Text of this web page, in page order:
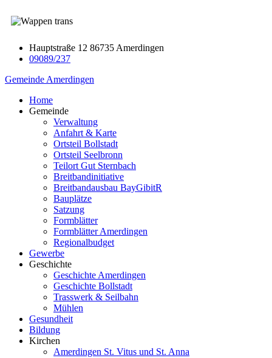
Hauptstraße 12 86735 Amerdingen
09089/237
Gemeinde Amerdingen
Home
Gemeinde
Verwaltung
Anfahrt & Karte
Ortsteil Bollstadt
Ortsteil Seelbronn
Teilort Gut Sternbach
Breitbandinitiative
Breitbandausbau BayGibitR
Bauplätze
Satzung
Formblätter
Formblätter Amerdingen
Regionalbudget
Gewerbe
Geschichte
Geschichte Amerdingen
Geschichte Bollstadt
Trasswerk & Seilbahn
Mühlen
Gesundheit
Bildung
Kirchen
Amerdingen St. Vitus und St. Anna